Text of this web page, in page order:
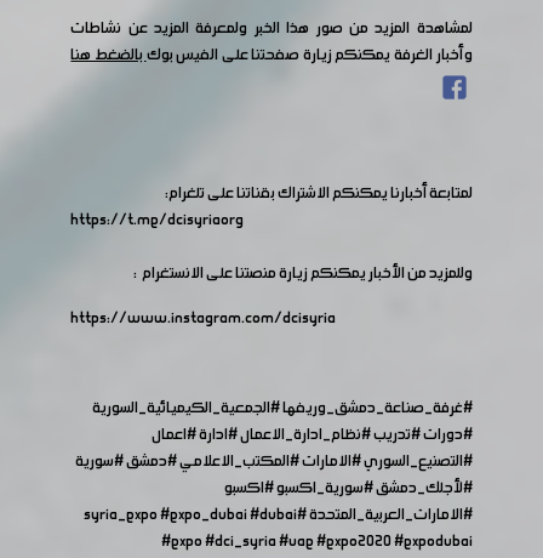
لمشاهدة المزيد من صور هذا الخبر ولمعرفة المزيد عن نشاطات
وأخبار الغرفة يمكنكم زيارة صفحتنا على الفيس بوكبالضغط هنا
لمتابعة أخبارنا يمكنكم الاشتراك بقناتنا على تلغرام:
https://t.me/dcisyriaorg
وللمزيد من الأخبار يمكنكم زيارة منصتنا على الانستغرام :
https://www.instagram.com/dcisyria​
#غرفة_صناعة_دمشق_وريفها#الجمعية_الكيميائية_السورية
#دورات#تدريب#نظام_ادارة_الاعمال#ادارة#اعمال
#التصنيع_السوري#الامارات#المكتب_الاعلامي#دمشق#سورية
#لأجلك_دمشق#سورية_اكسبو#اكسبو
#الامارات_العربية_المتحدة#syria_expo
#expo_dubai#dubai
#expo#dci_syria#uae#expo2020#expodubai